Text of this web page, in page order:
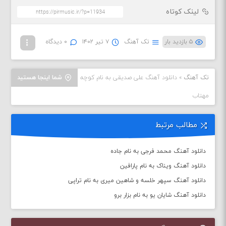
لینک کوتاه
۵ بازدید بار تک آهنگ ۷ تیر ۱۴۰۲ ۰ دیدگاه
شما اینجا هستید تک آهنگ »دانلود آهنگ علی صدیقی به نام کوچه‌
مهتاب
مطالب مرتبط
دانلود آهنگ محمد فرجی به نام جاده
دانلود آهنگ ویناک به نام پارافین
دانلود آهنگ سپهر خلسه و شاهین میری به نام تراپی
دانلود آهنگ شایان یو به نام بزار برو